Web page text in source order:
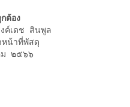
ต้อง
ค์เดช สินพูล
หน้าที่พัสดุ
๒๕๖๖